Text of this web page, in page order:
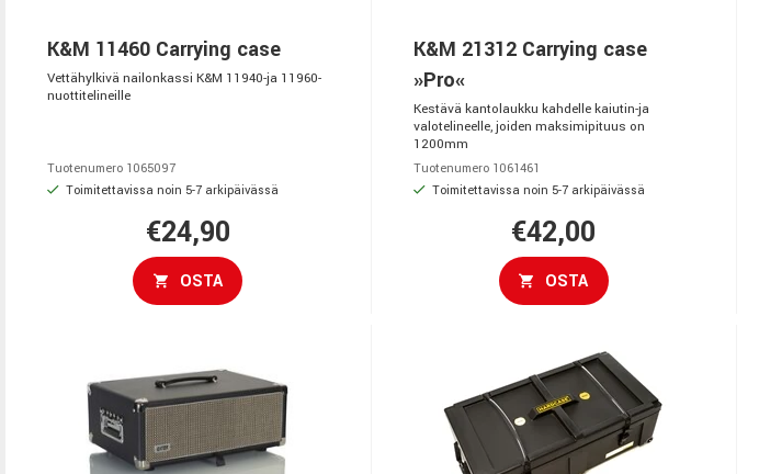
K&M 11460 Carrying case
Vettähylkivä nailonkassi K&M 11940-ja 11960-
nuottitelineille
Tuotenumero 1065097
Toimitettavissa noin 5-7 arkipäivässä
€24,90
OSTA
K&M 21312 Carrying case
»Pro«
Kestävä kantolaukku kahdelle kaiutin-ja
valotelineelle, joiden maksimipituus on
1200mm
Tuotenumero 1061461
Toimitettavissa noin 5-7 arkipäivässä
€42,00
OSTA